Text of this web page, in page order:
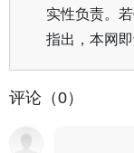
实性负责。
指出，本网即
评论（0）